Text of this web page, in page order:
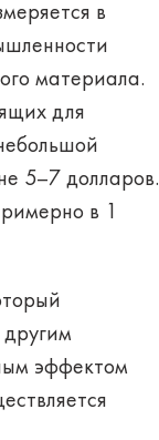
в
материала.
для
5–7 долларов.
в 1
эффектом